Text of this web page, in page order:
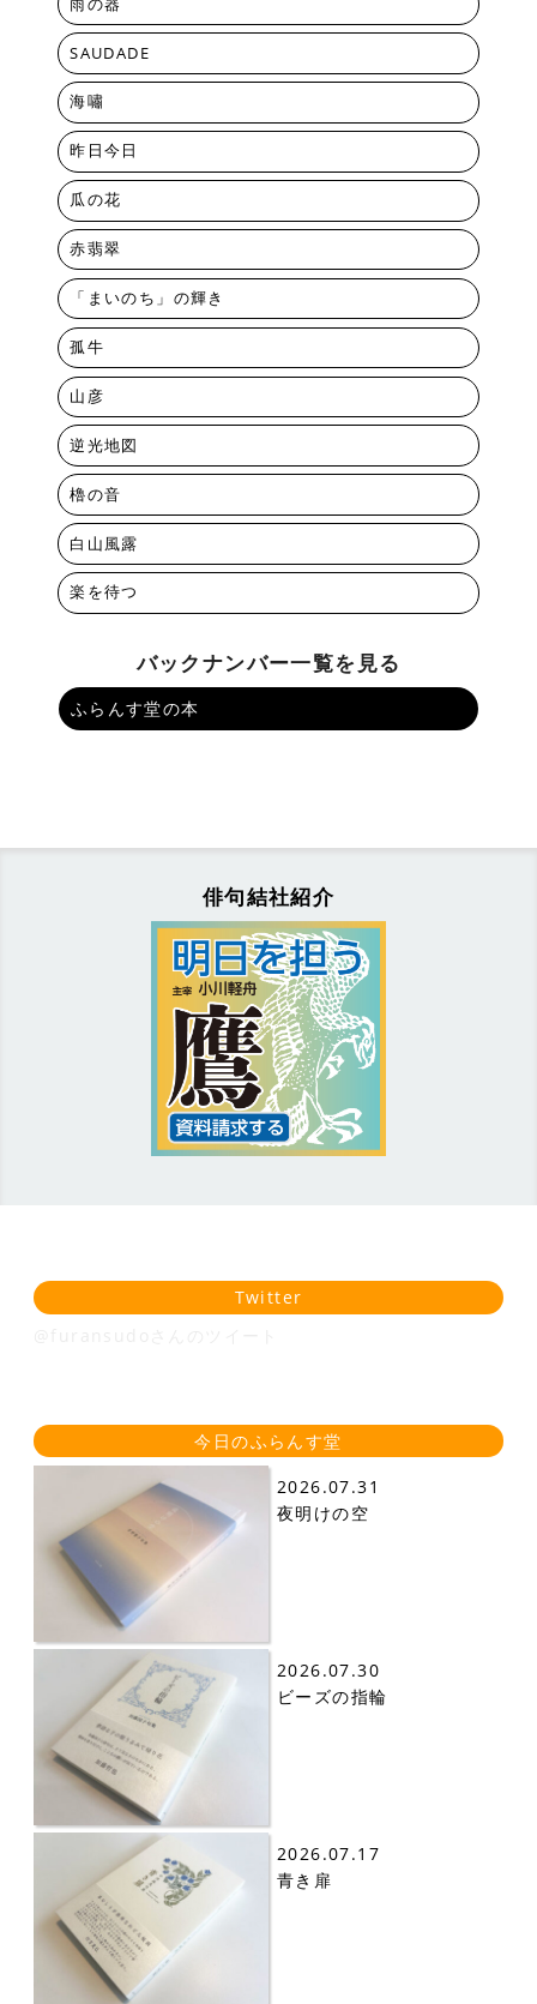
SAUDADE
海嘯
昨日今日
瓜の花
赤翡翠
「まいのち」の輝き
孤牛
山彦
逆光地図
櫓の音
白山風露
楽を待つ
バックナンバー一覧を見る
ふらんす堂の本
俳句結社紹介
Twitter
今日のふらんす堂
2026.07.31
夜明けの空
2026.07.30
ビーズの指輪
2026.07.17
青き扉